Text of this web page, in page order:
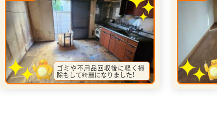
ゴミや不用品回収後に軽く掃
除もして綺麗になりました！